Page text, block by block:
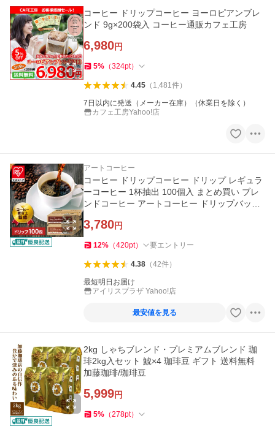
コーヒー ドリップコーヒー ヨーロピアンブレ
ンド 9g×200袋入 コーヒー通販カフェ工房
6,980円
5% （324pt）
4.45（ 1,481件）
7日以内に発送（メーカー在庫）（休業日を除く）
カフェ工房Yahoo!店
アートコーヒー
コーヒー ドリップコーヒー ドリップ レギュラ
ーコーヒー 1杯抽出 100個入 まとめ買い ブレ
ンドコーヒー アートコーヒー ドリップバッグ
3,780円
12% （420pt） 要エントリー
4.38（42件）
最短明日お届け
アイリスプラザ Yahoo!店
最安値を見る
2kg しゃちブレンド・プレミアムブレンド 珈
琲2kg入セット 鯱×4 珈琲豆 ギフト 送料無料
加藤珈琲/珈琲豆
5,999円
5% （278pt）